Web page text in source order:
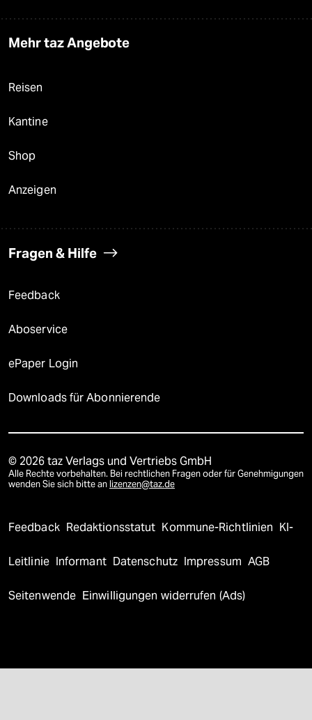
Mehr taz Angebote
Reisen
Kantine
Shop
Anzeigen
Fragen & Hilfe
Feedback
Aboservice
ePaper Login
Downloads für Abonnierende
© 2026 taz Verlags und Vertriebs GmbH
Alle Rechte vorbehalten. Bei rechtlichen Fragen oder für Genehmigungen
wenden Sie sich bitte an lizenzen@taz.de
Feedback Redaktionsstatut Kommune-Richtlinien KI-
Leitlinie Informant Datenschutz Impressum AGB
Seitenwende Einwilligungen widerrufen (Ads)